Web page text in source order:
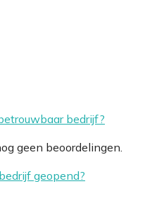
bedrijf?
geen beoordelingen.
geopend?